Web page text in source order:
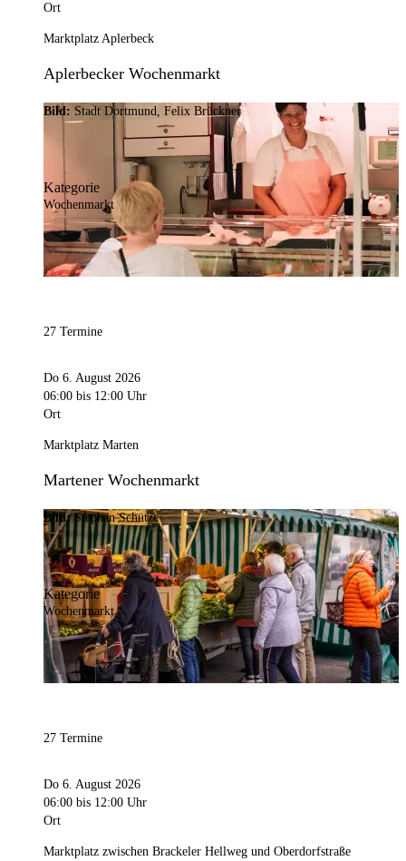
Ort
Marktplatz Aplerbeck
Aplerbecker Wochenmarkt
Bild: Stadt Dortmund, Felix Brückner
Kategorie
Wochenmarkt
27 Termine
Do 6. August 2026
06:00 bis 12:00 Uhr
Ort
Marktplatz Marten
Martener Wochenmarkt
Bild:Stephan Schütze
Kategorie
Wochenmarkt
27 Termine
Do 6. August 2026
06:00 bis 12:00 Uhr
Ort
Marktplatz zwischen Brackeler Hellweg und Oberdorfstraße